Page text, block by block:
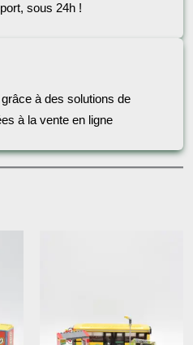
sous 24h !
à des solutions de
à la vente en ligne